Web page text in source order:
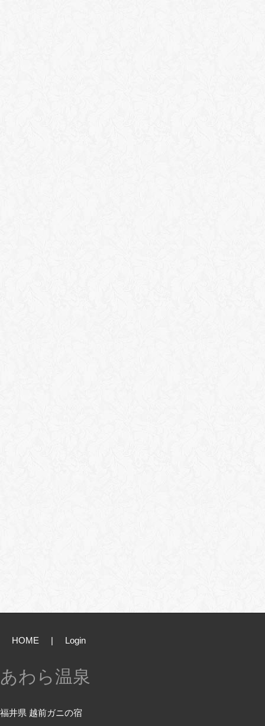
HOME | Login
あわら温泉
福井県 越前ガニの宿